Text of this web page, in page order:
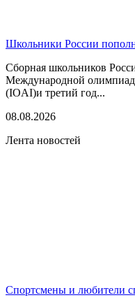
Школьники России
Сборная школьников
Международной
(IOAI)и третий год...
08.08.2026
Лента новостей
Спортсмены и любители